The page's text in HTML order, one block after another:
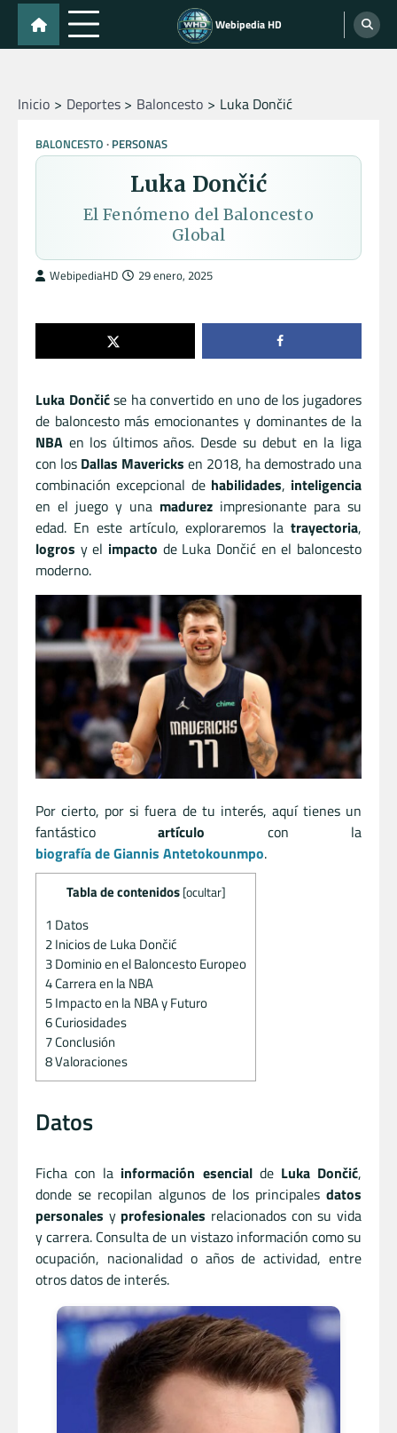
Skip
content
Webipedia HD
Inicio Deportes Baloncesto Luka Dončić
BALONCESTO PERSONAS
Luka Dončić
El Fenómeno del Baloncesto
Global
WebipediaHD 29 enero, 2025
Luka Dončićse ha convertido en uno de los jugadores
de baloncesto más emocionantes y dominantes de la
NBA en los últimos años. Desde su debut en la liga
con los Dallas Mavericks en 2018, ha demostrado una
combinación excepcional de habilidades, inteligencia
en el juego y una madurez impresionante para su
edad. En este artículo, exploraremos la trayectoria,
logros y el impacto de Luka Dončić en el baloncesto
moderno.
Por cierto, por si fuera de tu interés, aquí tienes un
fantásticoartículo con la
biografía de Giannis Antetokounmpo.
Tabla de contenidos [ocultar]
1 Datos
2Inicios de Luka Dončić
3Dominio en el Baloncesto Europeo
4Carrera en la NBA
5Impacto en la NBA y Futuro
6Curiosidades
7Conclusión
8Valoraciones
Datos
Ficha con la información esencialde Luka Dončić,
donde se recopilan algunos de los principales datos
personales y profesionales relacionados con su vida
y carrera. Consulta de un vistazo información como su
ocupación, nacionalidad o años de actividad, entre
otros datos de interés.